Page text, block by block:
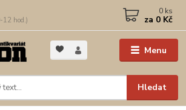
Menu
Hledat
12 hod.)
0 ks
za 0 Kč